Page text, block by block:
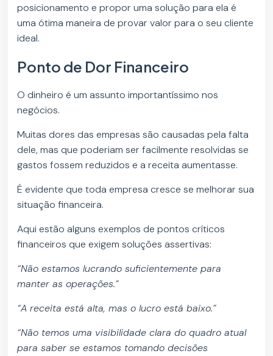
posicionamento e propor uma solução para ela é
uma ótima maneira de provar valor para o seu cliente
ideal.
Ponto de Dor Financeiro
O dinheiro é um assunto importantíssimo nos
negócios.
Muitas dores das empresas são causadas pela falta
dele, mas que poderiam ser facilmente resolvidas se
gastos fossem reduzidos e a receita aumentasse.
É evidente que toda empresa cresce se melhorar sua
situação financeira.
Aqui estão alguns exemplos de pontos críticos
financeiros que exigem soluções assertivas:
“Não estamos lucrando suficientemente para
manter as operações.”
“A receita está alta, mas o lucro está baixo.”
“Não temos uma visibilidade clara do quadro atual
para saber se estamos tomando decisões